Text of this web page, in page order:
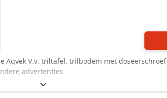
Aqvek V.v. triltafel, trilbodem met
advertenties